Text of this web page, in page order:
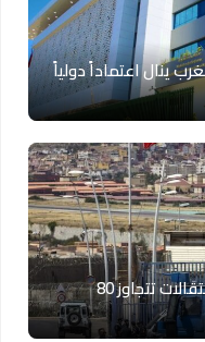
ينال اعتماداً دولياً
تطورات أحداث بني انصار.. حصيلة الاعتقالات تتجاوز 80